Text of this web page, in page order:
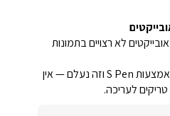
לא רצויים בתמונות
פשוט תתחקו סביב האזור באמצעות S Pen וזה נעלם — אין
לעריכה.